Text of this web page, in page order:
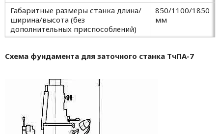
Габаритные размеры станка длина/
ширина/высота (без
дополнительных приспособлений)
850/1100/1850
мм
Схема фундамента для заточного станка ТчПА-7